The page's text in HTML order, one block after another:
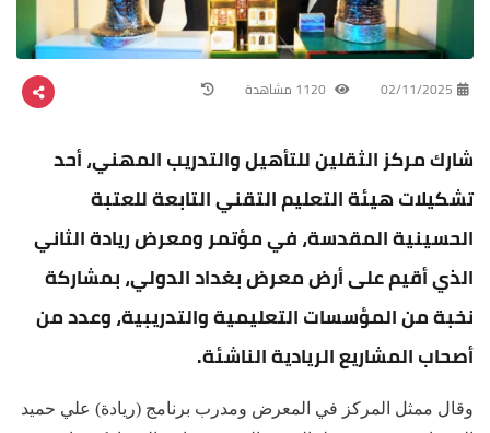
02/11/2025
شارك مركز الثقلين للتأهيل والتدريب المهني، أحد
تشكيلات هيئة التعليم التقني التابعة للعتبة
الحسينية المقدسة، في مؤتمر ومعرض ريادة الثاني
الذي أقيم على أرض معرض بغداد الدولي، بمشاركة
نخبة من المؤسسات التعليمية والتدريبية، وعدد من
أصحاب المشاريع الريادية الناشئة.
وقال ممثل المركز في المعرض ومدرب برنامج (ريادة) علي حميد